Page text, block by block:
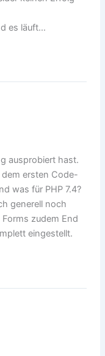
es läuft…
ausprobiert hast.
ersten Code-
was für PHP 7.4?
generell noch
zudem End
eingestellt.